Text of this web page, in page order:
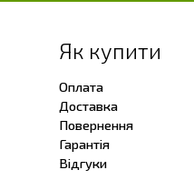
Як купити
Оплата
Доставка
Повернення
Гарантія
Відгуки